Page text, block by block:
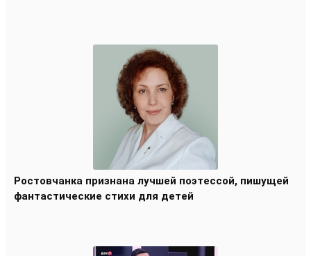
Ростовчанка признана лучшей поэтессой, пишущей
фантастические стихи для детей